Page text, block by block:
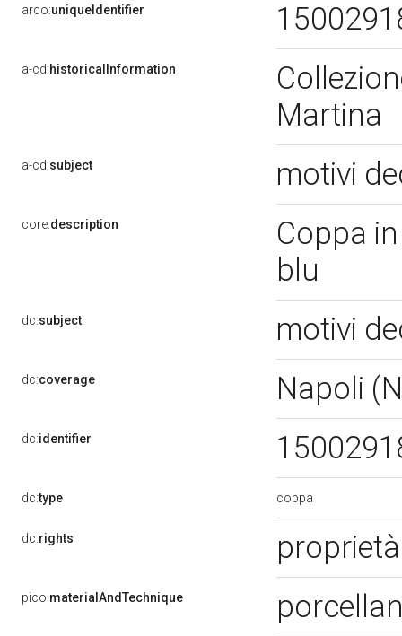
arco:uniqueIdentifier
a-cd:historicalInformation
Martina
a-cd:subject motivi
core:description
Coppa
blu
dc:subject motivi
dc:coverage Napoli
dc:identifier
dc:type coppa
dc:rights
pico:materialAndTechnique